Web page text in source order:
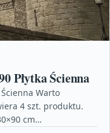
Płytka Ścienna
Ścienna Warto
4 szt. produktu.
cm…